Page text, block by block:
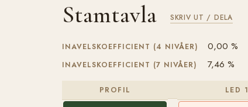
Stamtavla SKRIV UT / DELA
INAVELSKOEFFICIENT (4 NIVÅER) 0,00 %
INAVELSKOEFFICIENT (7 NIVÅER) 7,46 %
PROFIL LED 1